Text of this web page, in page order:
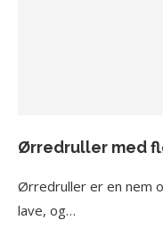
Ørredruller med
Ørredruller er en nem
lave, og…